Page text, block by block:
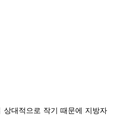
상대적으로 작기 때문에 지방자